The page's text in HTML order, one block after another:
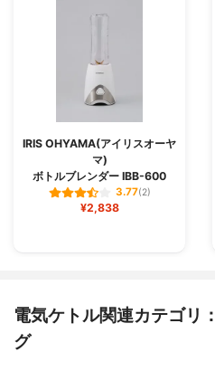
IRIS OHYAMA(アイリスオーヤ
マ)
ボトルブレンダー IBB-600
3.77(2)
¥2,838
電気ケトル関連カテゴリ
グ